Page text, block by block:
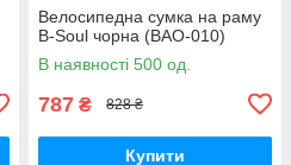
Велосипедна сумка на раму
B-Soul чорна (BAO-010)
В наявності 500 од.
787 ₴ 828 ₴
Купити